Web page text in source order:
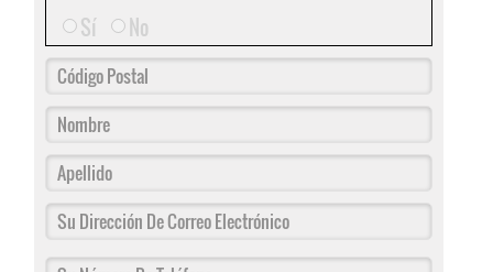
Sí No